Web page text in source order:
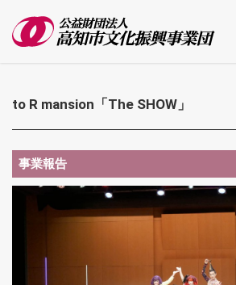
to R mansion「The SHOW」
事業報告